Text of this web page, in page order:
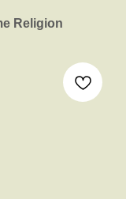
Religion